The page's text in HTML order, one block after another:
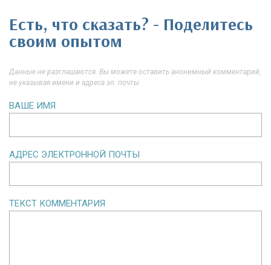
Есть, что сказать? - Поделитесь
своим опытом
Данные не разглашаются. Вы можете оставить анонимный комментарий,
не указывая имени и адреса эл. почты
ВАШЕ ИМЯ
АДРЕС ЭЛЕКТРОННОЙ ПОЧТЫ
ТЕКСТ КОММЕНТАРИЯ